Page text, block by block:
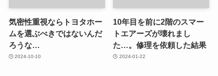
気密性重視ならトヨタホー
ムを選ぶべきではないんだ
ろうな…
2024-10-10
10年目を前に2階のスマー
トエアーズが壊れまし
た…。修理を依頼した結果
2024-01-22